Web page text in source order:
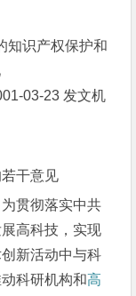
知识产权保护和
03-23 发文机
干意见
贯彻落实中共
高科技，实现
新活动中与科
科研机构和高